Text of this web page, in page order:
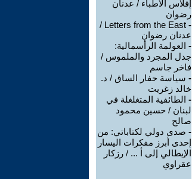
إفلاس الأطباء / عدنان
رضوان
-
Letters from the East /
عدنان رضوان
- العولمة الرأسمالية:
جدل المجرد والملموس /
فاخر جاسم
- سياسة حفار الساق / د.
خالد زغريت
- الطائفية المتغلغلة في
لبنان / حسين محمود
صالح
- صدى دولي لكتاباتي: من
إحدى أبرز مفكرات اليسار
الإيطالي إلى أ ... / رزكار
عقراوي